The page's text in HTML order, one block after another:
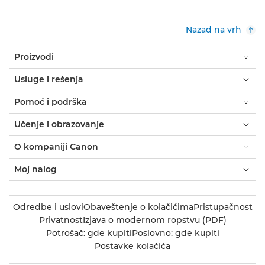
Nazad na vrh
Proizvodi
Usluge i rešenja
Pomoć i podrška
Učenje i obrazovanje
O kompaniji Canon
Moj nalog
Odredbe i usloviObaveštenje o kolačićimaPristupačnost
PrivatnostIzjava o modernom ropstvu (PDF)
Potrošač: gde kupitiPoslovno: gde kupiti
Postavke kolačića